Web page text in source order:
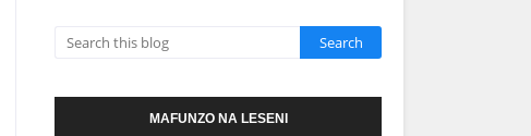
MAFUNZO NA LESENI